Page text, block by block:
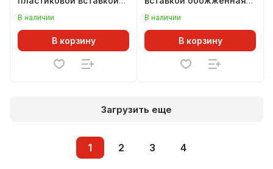
ЛИПА
В наличии
В корзину
ЛИПА Банные штучки
В наличии
В корзину
Загрузить еще
1 2 3 4